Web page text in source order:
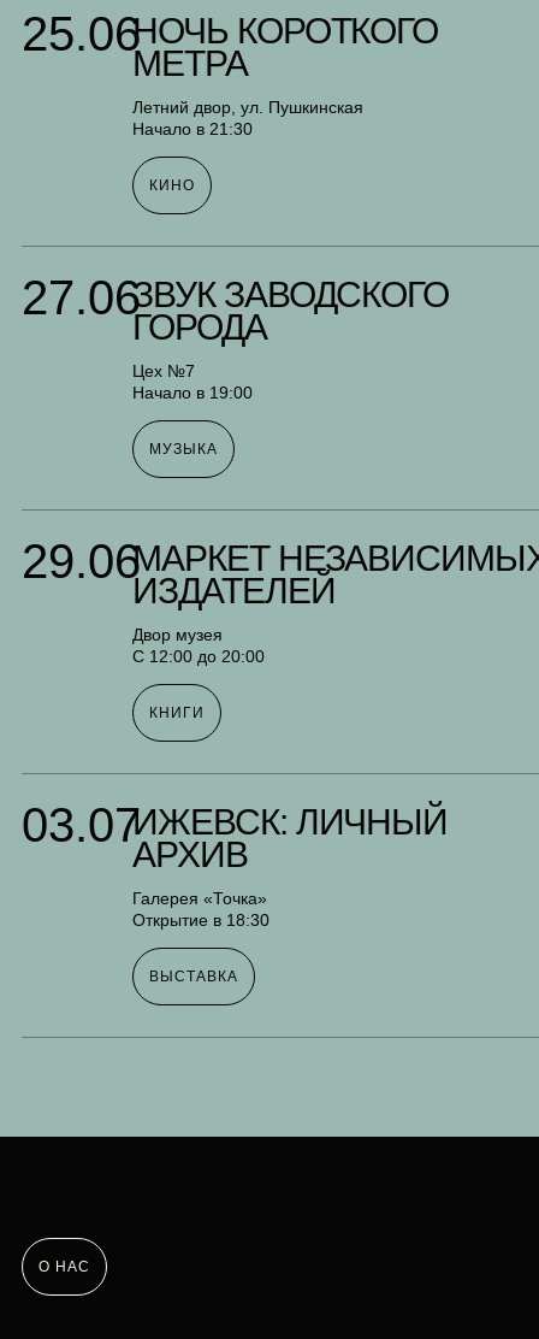
25.06НОЧЬ КОРОТКОГО
МЕТРА
Летний двор, ул. Пушкинская
Начало в 21:30
КИНО
27.06ЗВУК ЗАВОДСКОГО
ГОРОДА
Цех №7
Начало в 19:00
МУЗЫКА
29.06МАРКЕТ
ИЗДАТЕЛЕЙ
Двор музея
С 12:00 до 20:00
КНИГИ
03.07ИЖЕВСК: ЛИЧНЫЙ
АРХИВ
Галерея «Точка»
Открытие в 18:30
ВЫСТАВКА
О НАС